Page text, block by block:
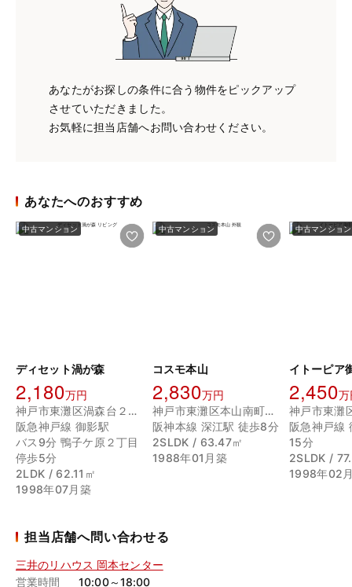
あなたがお探しの条件に合う物件をピックアップ
させていただきました。
お気軽に担当店舗へお問い合わせください。
あなたへのおすすめ
中古マンション
ディセット渦が森
2,180万円
神戸市東灘区渦森台２丁目
阪急神戸線 御影駅
バス9分 鴨子ケ原２丁目
停歩5分
2LDK / 62.11㎡
1998年07月築
中古マンション
コスモ本山
2,830万円
神戸市東灘区本山南町６丁目
阪神本線 深江駅 徒歩8分
2SLDK / 63.47㎡
1988年01月築
中古マンション
2,450万
阪急神戸線
15分
2SLDK /
1998年02
担当店舗へ問い合わせる
三井のリハウス 岡本センター
営業時間
10:00～18:00